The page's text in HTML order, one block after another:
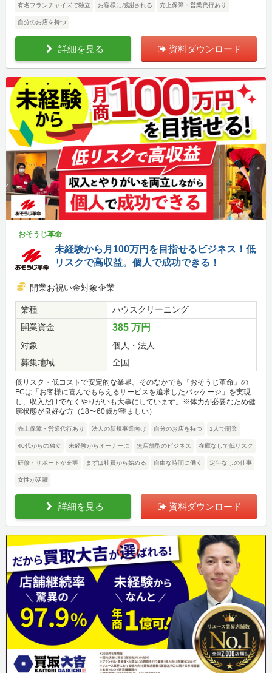
有名フランチャイズで独立 お客様に感謝される 売上保障・営業代行あり
自分のお店を持つ
詳細を見る 資料ダウンロード
おそうじ革命
未経験から月100万円を目指せるビジネス！低
リスクで高収益。個人で成功できる！
開業お祝い金対象企業
業種
ハウスクリーニング
開業資金
385 万円
対象
個人・法人
募集地域
全国
低リスク・低コストで安定的な業界。そのなかでも『おそうじ革命』の
FCは「お客様に喜んでもらえるサービスを追求したパッケージ」を実現
し、収入だけでなくやりがいも大事にしています。※体力が必要なため健
康状態が良好な方（18〜60歳が望ましい）
売上保障・営業代行あり 法人の新規事業向け 自分のお店を持つ 1人で開業
40代からの独立 未経験からオーナーに 無店舗型のビジネス 在庫なしで低リスク
研修・サポートが充実 まずは社員から始める 自由な時間に働く 定年なしの仕事
女性が活躍
詳細を見る 資料ダウンロード